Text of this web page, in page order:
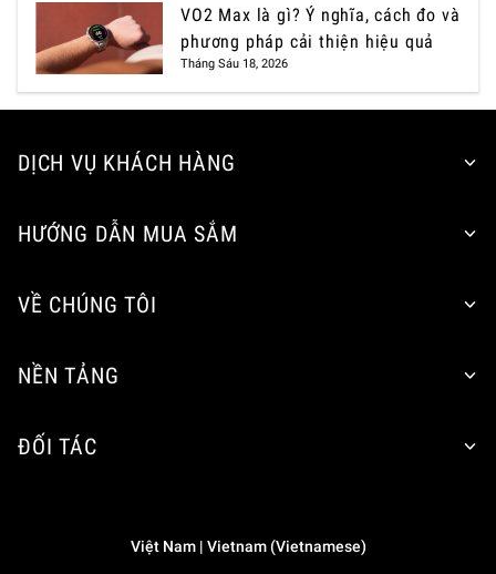
VO2 Max là gì? Ý nghĩa, cách đo và
phương pháp cải thiện hiệu quả
Tháng Sáu 18, 2026
DỊCH VỤ KHÁCH HÀNG
HƯỚNG DẪN MUA SẮM
VỀ CHÚNG TÔI
NỀN TẢNG
ĐỐI TÁC
Việt Nam | Vietnam (Vietnamese)